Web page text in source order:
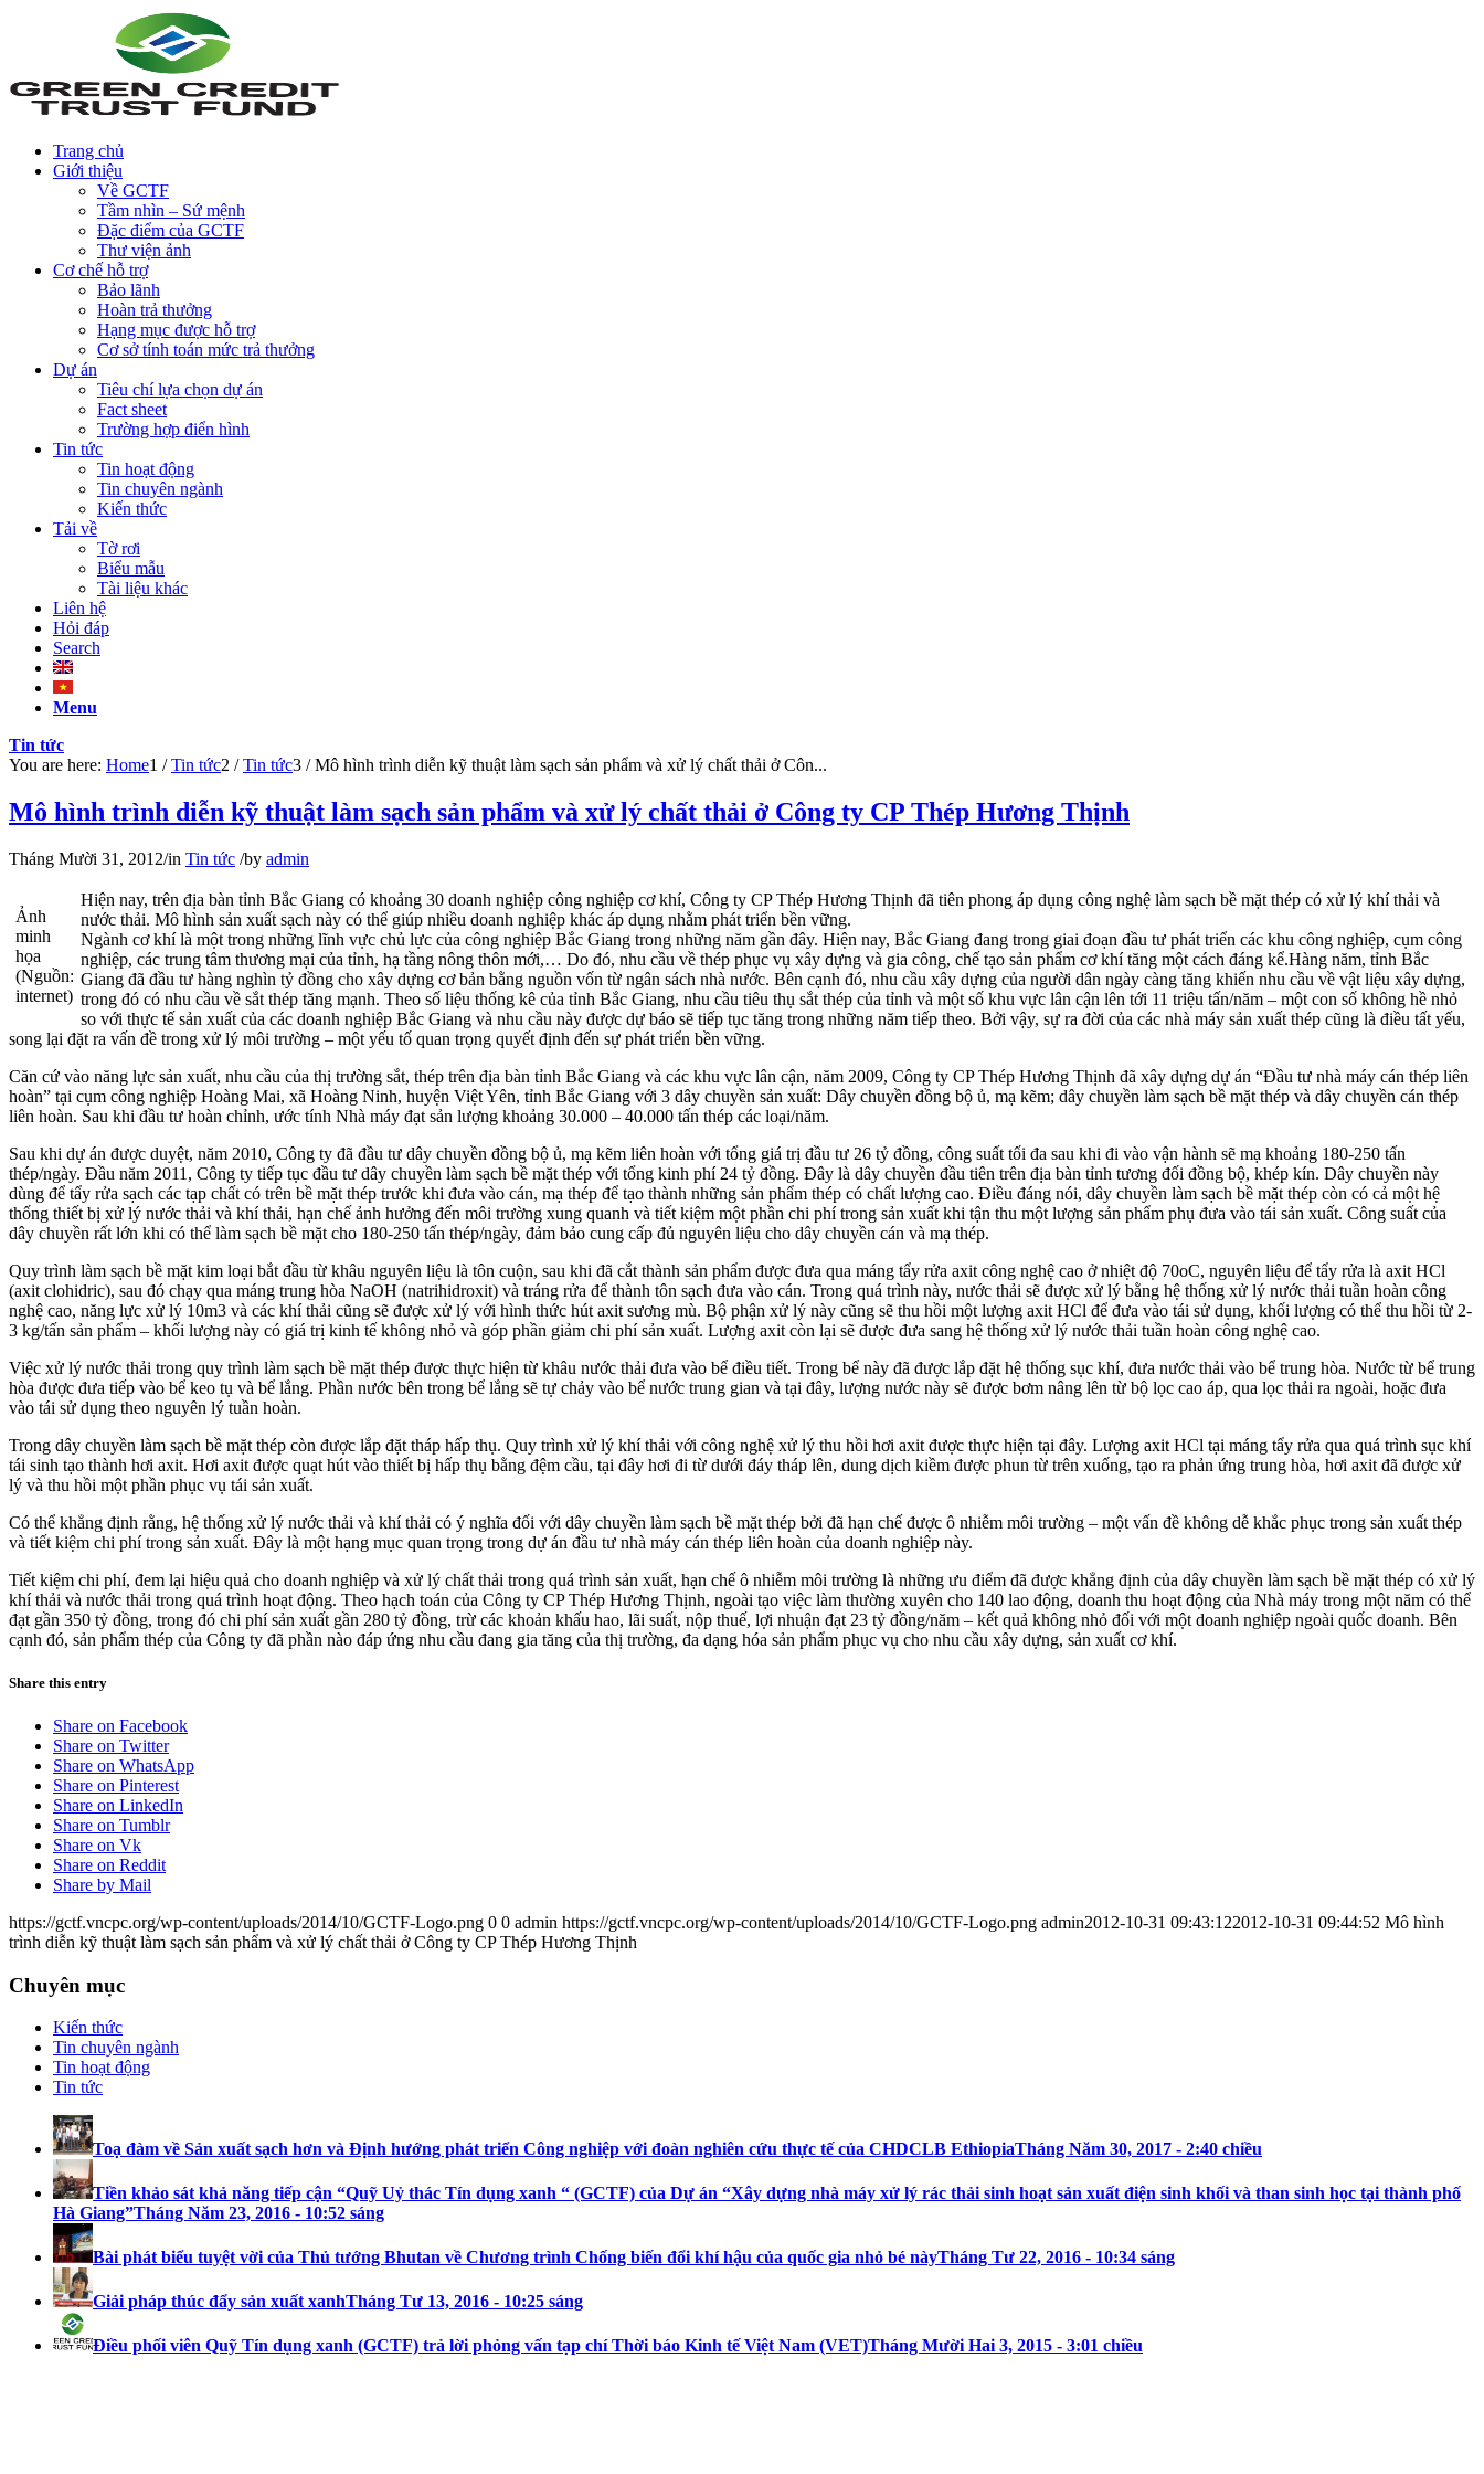
Trang chủ
Giới thiệu
Về GCTF
Tầm nhìn – Sứ mệnh
Đặc điểm của GCTF
Thư viện ảnh
Cơ chế hỗ trợ
Bảo lãnh
Hoàn trả thưởng
Hạng mục được hỗ trợ
Cơ sở tính toán mức trả thưởng
Dự án
Tiêu chí lựa chọn dự án
Fact sheet
Trường hợp điển hình
Tin tức
Tin hoạt động
Tin chuyên ngành
Kiến thức
Tải về
Tờ rơi
Biểu mẫu
Tài liệu khác
Liên hệ
Hỏi đáp
Search
Menu
Tin tức
You are here: Home1 / Tin tức2 / Tin tức3 / Mô hình trình diễn kỹ thuật làm sạch sản phẩm và xử lý chất thải ở Côn...
Mô hình trình diễn kỹ thuật làm sạch sản phẩm và xử lý chất thải ở Công ty CP Thép Hương Thịnh
Tháng Mười 31, 2012/in Tin tức /by admin
Ảnh
minh
họa
(Nguồn:
internet)
Hiện nay, trên địa bàn tỉnh Bắc Giang có khoảng 30 doanh nghiệp công nghiệp cơ khí, Công ty CP Thép Hương Thịnh đã tiên phong áp dụng công nghệ làm sạch bề mặt thép có xử lý khí thải và
nước thải. Mô hình sản xuất sạch này có thể giúp nhiều doanh nghiệp khác áp dụng nhằm phát triển bền vững.
Ngành cơ khí là một trong những lĩnh vực chủ lực của công nghiệp Bắc Giang trong những năm gần đây. Hiện nay, Bắc Giang đang trong giai đoạn đầu tư phát triển các khu công nghiệp, cụm công
nghiệp, các trung tâm thương mại của tỉnh, hạ tầng nông thôn mới,… Do đó, nhu cầu về thép phục vụ xây dựng và gia công, chế tạo sản phẩm cơ khí tăng một cách đáng kể.Hàng năm, tỉnh Bắc
Giang đã đầu tư hàng nghìn tỷ đồng cho xây dựng cơ bản bằng nguồn vốn từ ngân sách nhà nước. Bên cạnh đó, nhu cầu xây dựng của người dân ngày càng tăng khiến nhu cầu về vật liệu xây dựng,
trong đó có nhu cầu về sắt thép tăng mạnh. Theo số liệu thống kê của tỉnh Bắc Giang, nhu cầu tiêu thụ sắt thép của tỉnh và một số khu vực lân cận lên tới 11 triệu tấn/năm – một con số không hề nhỏ
so với thực tế sản xuất của các doanh nghiệp Bắc Giang và nhu cầu này được dự báo sẽ tiếp tục tăng trong những năm tiếp theo. Bởi vậy, sự ra đời của các nhà máy sản xuất thép cũng là điều tất yếu,
song lại đặt ra vấn đề trong xử lý môi trường – một yếu tố quan trọng quyết định đến sự phát triển bền vững.
Căn cứ vào năng lực sản xuất, nhu cầu của thị trường sắt, thép trên địa bàn tỉnh Bắc Giang và các khu vực lân cận, năm 2009, Công ty CP Thép Hương Thịnh đã xây dựng dự án “Đầu tư nhà máy cán thép liên
hoàn” tại cụm công nghiệp Hoàng Mai, xã Hoàng Ninh, huyện Việt Yên, tỉnh Bắc Giang với 3 dây chuyền sản xuất: Dây chuyền đồng bộ ủ, mạ kẽm; dây chuyền làm sạch bề mặt thép và dây chuyền cán thép
liên hoàn. Sau khi đầu tư hoàn chỉnh, ước tính Nhà máy đạt sản lượng khoảng 30.000 – 40.000 tấn thép các loại/năm.
Sau khi dự án được duyệt, năm 2010, Công ty đã đầu tư dây chuyền đồng bộ ủ, mạ kẽm liên hoàn với tổng giá trị đầu tư 26 tỷ đồng, công suất tối đa sau khi đi vào vận hành sẽ mạ khoảng 180-250 tấn
thép/ngày. Đầu năm 2011, Công ty tiếp tục đầu tư dây chuyền làm sạch bề mặt thép với tổng kinh phí 24 tỷ đồng. Đây là dây chuyền đầu tiên trên địa bàn tỉnh tương đối đồng bộ, khép kín. Dây chuyền này
dùng để tẩy rửa sạch các tạp chất có trên bề mặt thép trước khi đưa vào cán, mạ thép để tạo thành những sản phẩm thép có chất lượng cao. Điều đáng nói, dây chuyền làm sạch bề mặt thép còn có cả một hệ
thống thiết bị xử lý nước thải và khí thải, hạn chế ảnh hưởng đến môi trường xung quanh và tiết kiệm một phần chi phí trong sản xuất khi tận thu một lượng sản phẩm phụ đưa vào tái sản xuất. Công suất của
dây chuyền rất lớn khi có thể làm sạch bề mặt cho 180-250 tấn thép/ngày, đảm bảo cung cấp đủ nguyên liệu cho dây chuyền cán và mạ thép.
Quy trình làm sạch bề mặt kim loại bắt đầu từ khâu nguyên liệu là tôn cuộn, sau khi đã cắt thành sản phẩm được đưa qua máng tẩy rửa axit công nghệ cao ở nhiệt độ 70oC, nguyên liệu để tẩy rửa là axit HCl
(axit clohidric), sau đó chạy qua máng trung hòa NaOH (natrihidroxit) và tráng rửa để thành tôn sạch đưa vào cán. Trong quá trình này, nước thải sẽ được xử lý bằng hệ thống xử lý nước thải tuần hoàn công
nghệ cao, năng lực xử lý 10m3 và các khí thải cũng sẽ được xử lý với hình thức hút axit sương mù. Bộ phận xử lý này cũng sẽ thu hồi một lượng axit HCl để đưa vào tái sử dụng, khối lượng có thể thu hồi từ 2-
3 kg/tấn sản phẩm – khối lượng này có giá trị kinh tế không nhỏ và góp phần giảm chi phí sản xuất. Lượng axit còn lại sẽ được đưa sang hệ thống xử lý nước thải tuần hoàn công nghệ cao.
Việc xử lý nước thải trong quy trình làm sạch bề mặt thép được thực hiện từ khâu nước thải đưa vào bể điều tiết. Trong bể này đã được lắp đặt hệ thống sục khí, đưa nước thải vào bể trung hòa. Nước từ bể trung
hòa được đưa tiếp vào bể keo tụ và bể lắng. Phần nước bên trong bể lắng sẽ tự chảy vào bể nước trung gian và tại đây, lượng nước này sẽ được bơm nâng lên từ bộ lọc cao áp, qua lọc thải ra ngoài, hoặc đưa
vào tái sử dụng theo nguyên lý tuần hoàn.
Trong dây chuyền làm sạch bề mặt thép còn được lắp đặt tháp hấp thụ. Quy trình xử lý khí thải với công nghệ xử lý thu hồi hơi axit được thực hiện tại đây. Lượng axit HCl tại máng tẩy rửa qua quá trình sục khí
tái sinh tạo thành hơi axit. Hơi axit được quạt hút vào thiết bị hấp thụ bằng đệm cầu, tại đây hơi đi từ dưới đáy tháp lên, dung dịch kiềm được phun từ trên xuống, tạo ra phản ứng trung hòa, hơi axit đã được xử
lý và thu hồi một phần phục vụ tái sản xuất.
Có thể khẳng định rằng, hệ thống xử lý nước thải và khí thải có ý nghĩa đối với dây chuyền làm sạch bề mặt thép bởi đã hạn chế được ô nhiễm môi trường – một vấn đề không dễ khắc phục trong sản xuất thép
và tiết kiệm chi phí trong sản xuất. Đây là một hạng mục quan trọng trong dự án đầu tư nhà máy cán thép liên hoàn của doanh nghiệp này.
Tiết kiệm chi phí, đem lại hiệu quả cho doanh nghiệp và xử lý chất thải trong quá trình sản xuất, hạn chế ô nhiễm môi trường là những ưu điểm đã được khẳng định của dây chuyền làm sạch bề mặt thép có xử lý
khí thải và nước thải trong quá trình hoạt động. Theo hạch toán của Công ty CP Thép Hương Thịnh, ngoài tạo việc làm thường xuyên cho 140 lao động, doanh thu hoạt động của Nhà máy trong một năm có thể
đạt gần 350 tỷ đồng, trong đó chi phí sản xuất gần 280 tỷ đồng, trừ các khoản khấu hao, lãi suất, nộp thuế, lợi nhuận đạt 23 tỷ đồng/năm – kết quả không nhỏ đối với một doanh nghiệp ngoài quốc doanh. Bên
cạnh đó, sản phẩm thép của Công ty đã phần nào đáp ứng nhu cầu đang gia tăng của thị trường, đa dạng hóa sản phẩm phục vụ cho nhu cầu xây dựng, sản xuất cơ khí.
Share this entry
Share on Facebook
Share on Twitter
Share on WhatsApp
Share on Pinterest
Share on LinkedIn
Share on Tumblr
Share on Vk
Share on Reddit
Share by Mail
https://gctf.vncpc.org/wp-content/uploads/2014/10/GCTF-Logo.png 0 0 admin https://gctf.vncpc.org/wp-content/uploads/2014/10/GCTF-Logo.png admin2012-10-31 09:43:122012-10-31 09:44:52 Mô hình
trình diễn kỹ thuật làm sạch sản phẩm và xử lý chất thải ở Công ty CP Thép Hương Thịnh
Chuyên mục
Kiến thức
Tin chuyên ngành
Tin hoạt động
Tin tức
Toạ đàm về Sản xuất sạch hơn và Định hướng phát triển Công nghiệp với đoàn nghiên cứu thực tế của CHDCLB EthiopiaTháng Năm 30, 2017 - 2:40 chiều
Tiền khảo sát khả năng tiếp cận “Quỹ Uỷ thác Tín dụng xanh “ (GCTF) của Dự án “Xây dựng nhà máy xử lý rác thải sinh hoạt sản xuất điện sinh khối và than sinh học tại thành phố
Hà Giang”Tháng Năm 23, 2016 - 10:52 sáng
Bài phát biểu tuyệt vời của Thủ tướng Bhutan về Chương trình Chống biến đổi khí hậu của quốc gia nhỏ bé nàyTháng Tư 22, 2016 - 10:34 sáng
Giải pháp thúc đẩy sản xuất xanhTháng Tư 13, 2016 - 10:25 sáng
Điều phối viên Quỹ Tín dụng xanh (GCTF) trả lời phỏng vấn tạp chí Thời báo Kinh tế Việt Nam (VET)Tháng Mười Hai 3, 2015 - 3:01 chiều